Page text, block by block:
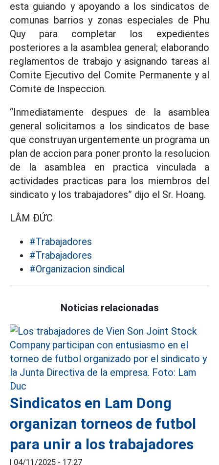
esta guiando y apoyando a los sindicatos de
comunas barrios y zonas especiales de Phu
Quy para completar los expedientes
posteriores a la asamblea general; elaborando
reglamentos de trabajo y asignando tareas al
Comite Ejecutivo del Comite Permanente y al
Comite de Inspeccion.
“Inmediatamente despues de la asamblea
general solicitamos a los sindicatos de base
que construyan urgentemente un programa un
plan de accion para poner pronto la resolucion
de la asamblea en practica vinculada a
actividades practicas para los miembros del
sindicato y los trabajadores” dijo el Sr. Hoang.
LÂM ĐỨC
#Trabajadores
#Trabajadores
#Organizacion sindical
Noticias relacionadas
Sindicatos en Lam Dong
organizan torneos de futbol
para unir a los trabajadores
| 04/11/2025 - 17:27